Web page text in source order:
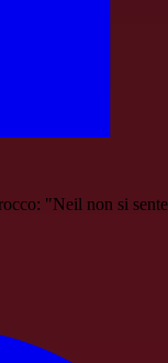
"Neil non si sente